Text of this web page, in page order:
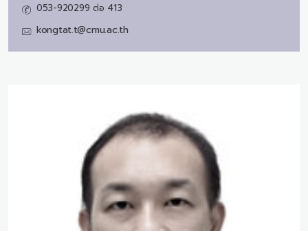
053-920299 ต่อ 413
kongtat.t@cmu.ac.th